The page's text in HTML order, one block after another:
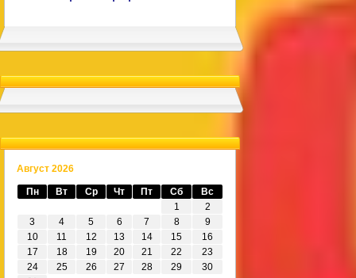
Август 2026
Пн Вт Ср Чт Пт Сб
Вс
1
2
3
4 5 6 7 8
9
10
11 12 13 14 15
16
17
18 19 20 21 22
23
24
25 26 27 28 29
30